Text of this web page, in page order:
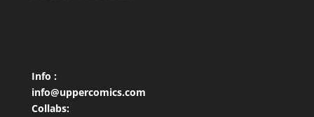
Info :
info@uppercomics.com
Collabs: